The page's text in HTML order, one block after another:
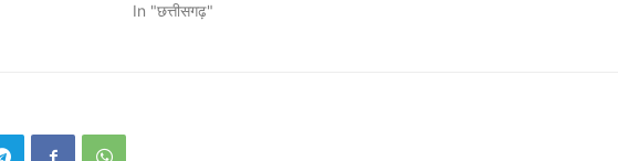
In "छत्तीसगढ़"